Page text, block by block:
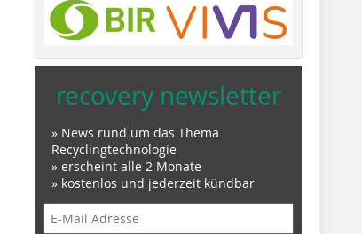
recovery newsletter
» News rund um das Thema
Recyclingtechnologie
» erscheint alle 2 Monate
» kostenlos und jederzeit kündbar